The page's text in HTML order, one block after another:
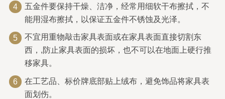
4
五金件要保持干燥、洁净，经常用细软干布擦拭，不
能用湿布擦拭，以保证五金件不锈蚀及光泽。
5
不宜用重物敲击家具表面或在家具表面直接切割东
西，,防止家具表面的损坏，也不可以在地面上硬行推
移家具。
6
在工艺品、标价牌底部贴上绒布，避免饰品将家具表
面划伤。